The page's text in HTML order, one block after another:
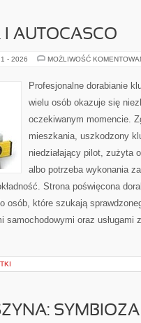
I AUTOCASCO
- 2026 MOŻLIWOŚĆ
Profesjonalne dorabianie
wielu osób okazuje się
oczekiwanym momencie.
mieszkania, uszkodzony
niedziałający pilot, zużyta
albo potrzeba wykonania
Strona poświęcona
osób, które szukają
samochodowymi oraz usługami
SYMBIOZA